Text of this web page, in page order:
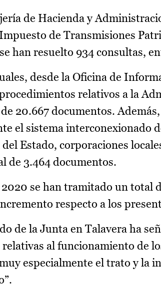
de Hacienda y
de Transmisiones
han resuelto 934 consultas,
desde la Oficina de
relativos a la
20.667 documentos.
el sistema interconexionado
Estado, corporaciones
de 3.464 documentos.
se han tramitado un total
respecto a los
de la Junta en Talavera ha
relativas al funcionamiento de
especialmente el trato y la